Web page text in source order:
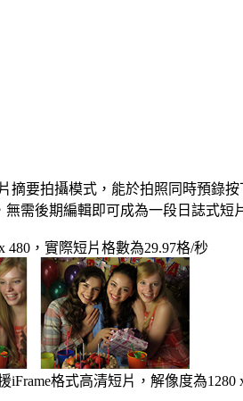
摘要拍攝模式，能於拍照同時預錄
無需後期編輯即可成為一段日誌式
480，實際短片格數為29.97格/秒
iFrame格式高清短片，解像度為